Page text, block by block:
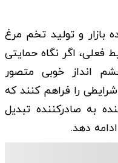
بازار و تولید تخم مرغ
فعلی، اگر نگاه حمایتی
انداز خوبی متصور
را فراهم کنند که
به صادرکننده تبدیل
دهد.